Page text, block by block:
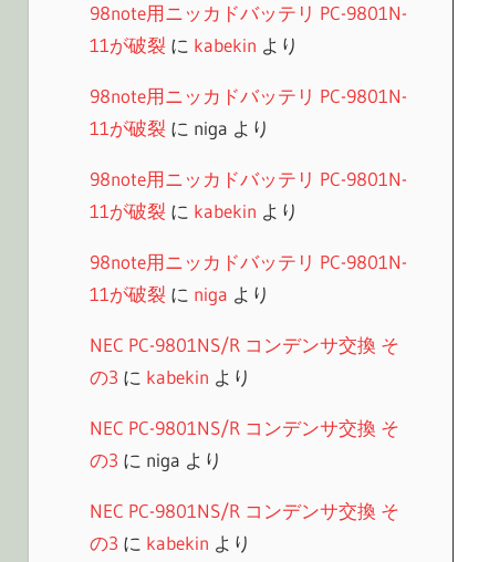
98note用ニッカドバッテリ PC-9801N-
11が破裂に kabekin より
98note用ニッカドバッテリ PC-9801N-
11が破裂に niga より
98note用ニッカドバッテリ PC-9801N-
11が破裂に kabekin より
98note用ニッカドバッテリ PC-9801N-
11が破裂に niga より
NEC PC-9801NS/R コンデンサ交換 そ
の3 に kabekin より
NEC PC-9801NS/R コンデンサ交換 そ
の3 に niga より
NEC PC-9801NS/R コンデンサ交換 そ
の3 に kabekin より